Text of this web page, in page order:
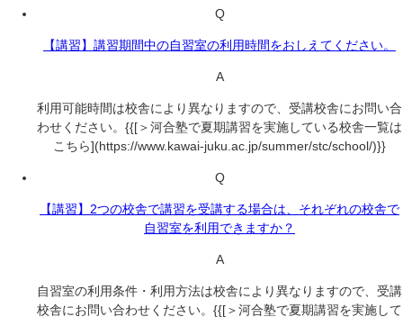
Q
【講習】講習期間中の自習室の利用時間をおしえてください。
A
利用可能時間は校舎により異なりますので、受講校舎にお問い合
わせください。{{[＞河合塾で夏期講習を実施している校舎一覧は
こちら](https://www.kawai-juku.ac.jp/summer/stc/school/)}}
Q
【講習】2つの校舎で講習を受講する場合は、それぞれの校舎で
自習室を利用できますか？
A
自習室の利用条件・利用方法は校舎により異なりますので、受講
校舎にお問い合わせください。{{[＞河合塾で夏期講習を実施して